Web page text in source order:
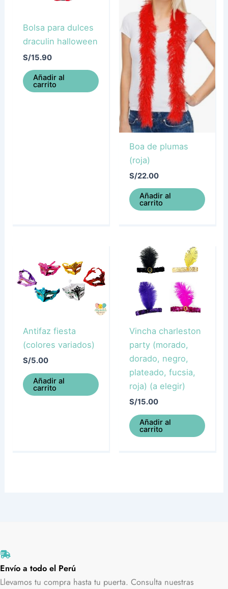
Bolsa para dulces
draculin halloween
S/15.90
Añadir al
carrito
Boa de plumas
(roja)
S/22.00
Añadir al
carrito
Antifaz fiesta
(colores variados)
S/5.00
Añadir al
carrito
Vincha charleston
party (morado,
dorado, negro,
plateado, fucsia,
roja) (a elegir)
S/15.00
Añadir al
carrito
Envío a todo el Perú
Llevamos tu compra hasta tu puerta. Consulta nuestras